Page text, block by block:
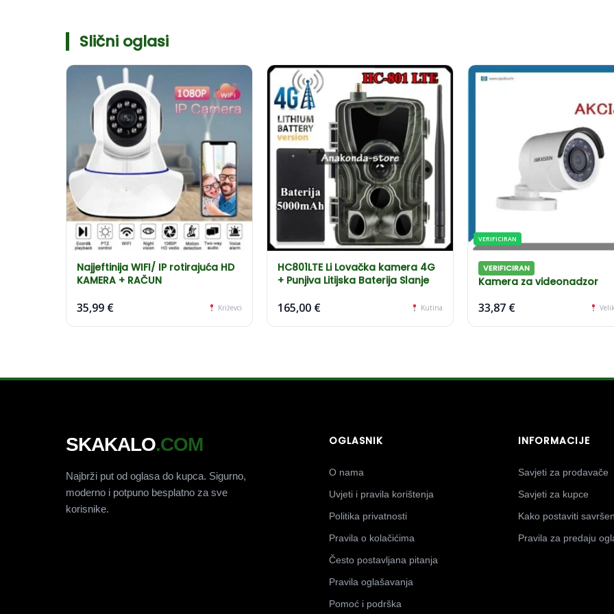
Slični oglasi
Najjeftinija WIFI/ IP rotirajuća HD
KAMERA + RAČUN
35,99 € Križevci
HC801LTE Li Lovačka kamera 4G
+ Punjiva Litijska Baterija Slanje
165,00 € Kutina
VERIFICIRAN
VERIFICIRAN
Kamera za videonadzor
33,87 €
SKAKALO.COM
Najbrži put od oglasa do kupca. Sigurno,
moderno i potpuno besplatno za sve
korisnike.
OGLASNIK
O nama
Uvjeti i pravila korištenja
Politika privatnosti
Pravila o kolačićima
Često postavljana pitanja
Pravila oglašavanja
Pomoć i podrška
INFORMACIJE
Savjeti za prodavače
Savjeti za kupce
Kako postaviti
Pravila za predaju